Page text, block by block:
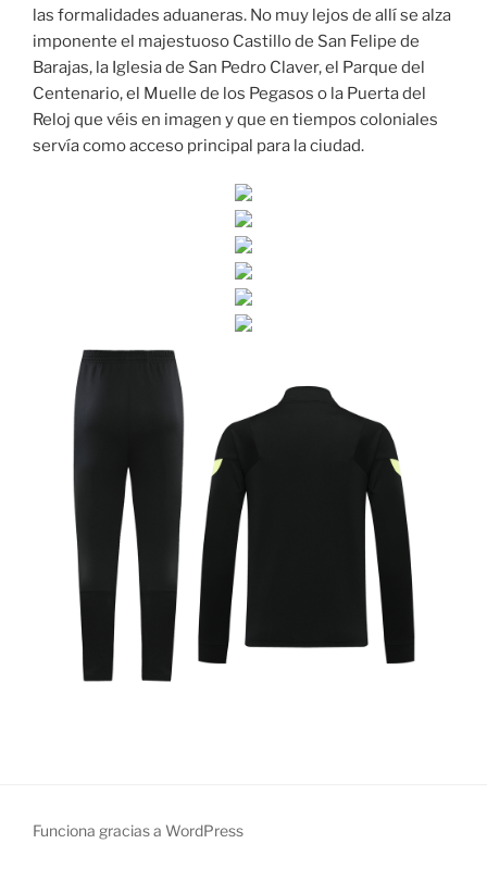
las formalidades aduaneras. No muy lejos de allí se alza
imponente el majestuoso Castillo de San Felipe de
Barajas, la Iglesia de San Pedro Claver, el Parque del
Centenario, el Muelle de los Pegasos o la Puerta del
Reloj que véis en imagen y que en tiempos coloniales
servía como acceso principal para la ciudad.
Funciona gracias a WordPress